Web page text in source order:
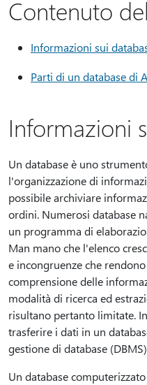
Contenuto
Informazioni sui
Parti di un database di
Informazioni
Un database è uno
l'organizzazione di
possibile archiviare
ordini. Numerosi database
un programma di
Man mano che l'elenco
e incongruenze che
comprensione delle
modalità di ricerca ed
risultano pertanto limitate.
trasferire i dati in un
gestione di database
Un database